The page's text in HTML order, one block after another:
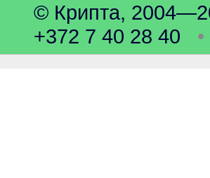
© Крипта,
+372 7 40 28 40 •